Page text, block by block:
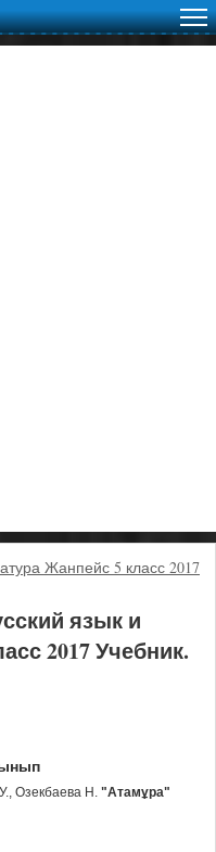
Жанпейс 5 класс 2017
язык и
2017 Учебник.
Озекбаева Н. "Атамұра"